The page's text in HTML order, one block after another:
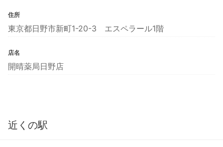
住所
東京都日野市新町1-20-3 エスペラール1階
店名
開晴薬局日野店
近くの駅